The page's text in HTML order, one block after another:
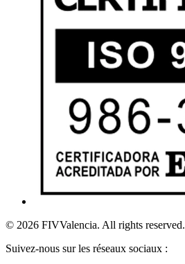
© 2026 FIVValencia. All rights reserved.
Suivez-nous sur les réseaux sociaux :